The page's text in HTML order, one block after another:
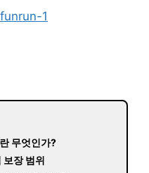
funrun-1
무엇인가?
보장 범위